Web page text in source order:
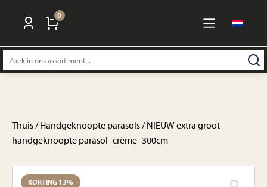
0
Zoeken
naar:
Thuis/Handgeknoopte parasols/ NIEUW extra groot
handgeknoopte parasol -crème- 300cm
KORTING 13%